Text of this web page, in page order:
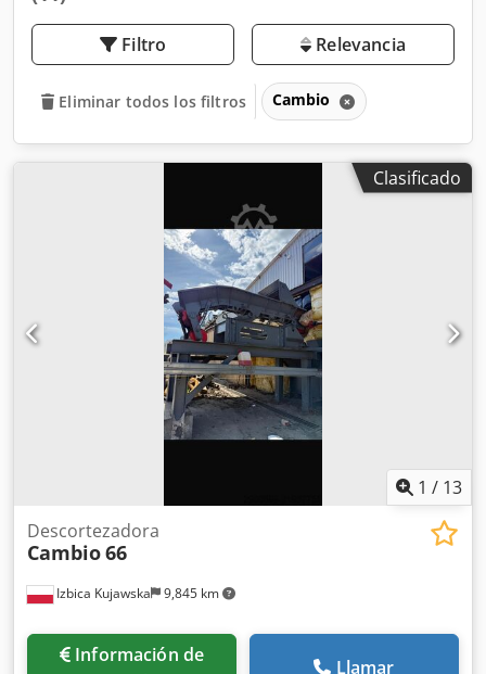
Filtro Relevancia
Eliminar todos los filtros Cambio
Clasificado
1 / 13
Izbica Kujawska 9,845 km
Descortezadora
Cambio66
Información de
Llamar